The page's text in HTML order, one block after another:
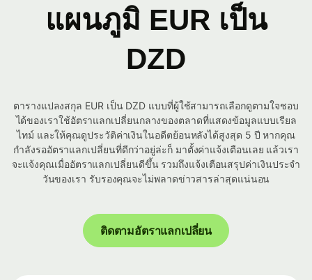
แผนภูมิ EUR เป็น
DZD
ตารางแปลงสกุล EUR เป็น DZD แบบที่ผู้ใช้สามารถเลือกดูตามใจชอบ
ได้ของเราใช้อัตราแลกเปลี่ยนกลางของตลาดที่แสดงข้อมูลแบบเรียล
ไทม์ และให้คุณดูประวัติค่าเงินในอดีตย้อนหลังได้สูงสุด 5 ปี หากคุณ
กำลังรออัตราแลกเปลี่ยนที่ดีกว่าอยู่ล่ะก็ มาตั้งค่าแจ้งเตือนเลย แล้วเรา
จะแจ้งคุณเมื่ออัตราแลกเปลี่ยนดีขึ้น รวมถึงแจ้งเตือนสรุปค่าเงินประจำ
วันของเรา รับรองคุณจะไม่พลาดข่าวสารล่าสุดแน่นอน
ติดตามอัตราแลกเปลี่ยน